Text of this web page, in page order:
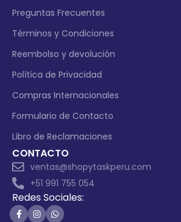
Preguntas Frecuentes
Términos y Condiciones
Reembolso y devolución
Política de Privacidad
Compras Internacionales
Formulario de Contacto
Libro de Reclamaciones
CONTACTO
ventas@shopytaskperu.com
+51 991 755 054
Redes Sociales: